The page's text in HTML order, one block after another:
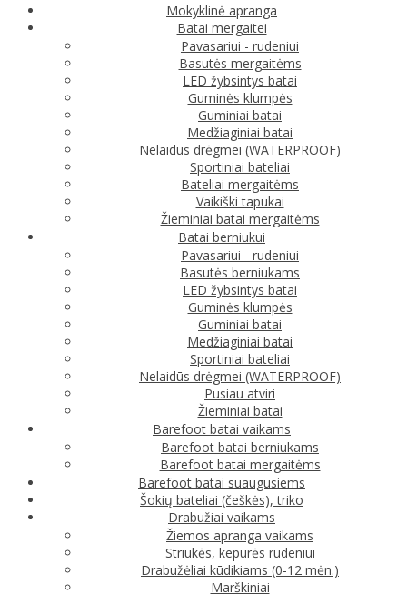
Mokyklinė apranga
Batai mergaitei
Pavasariui - rudeniui
Basutės mergaitėms
LED žybsintys batai
Guminės klumpės
Guminiai batai
Medžiaginiai batai
Nelaidūs drėgmei (WATERPROOF)
Sportiniai bateliai
Bateliai mergaitėms
Vaikiški tapukai
Žieminiai batai mergaitėms
Batai berniukui
Pavasariui - rudeniui
Basutės berniukams
LED žybsintys batai
Guminės klumpės
Guminiai batai
Medžiaginiai batai
Sportiniai bateliai
Nelaidūs drėgmei (WATERPROOF)
Pusiau atviri
Žieminiai batai
Barefoot batai vaikams
Barefoot batai berniukams
Barefoot batai mergaitėms
Barefoot batai suaugusiems
Šokių bateliai (češkės), triko
Drabužiai vaikams
Žiemos apranga vaikams
Striukės, kepurės rudeniui
Drabužėliai kūdikiams (0-12 mėn.)
Marškiniai